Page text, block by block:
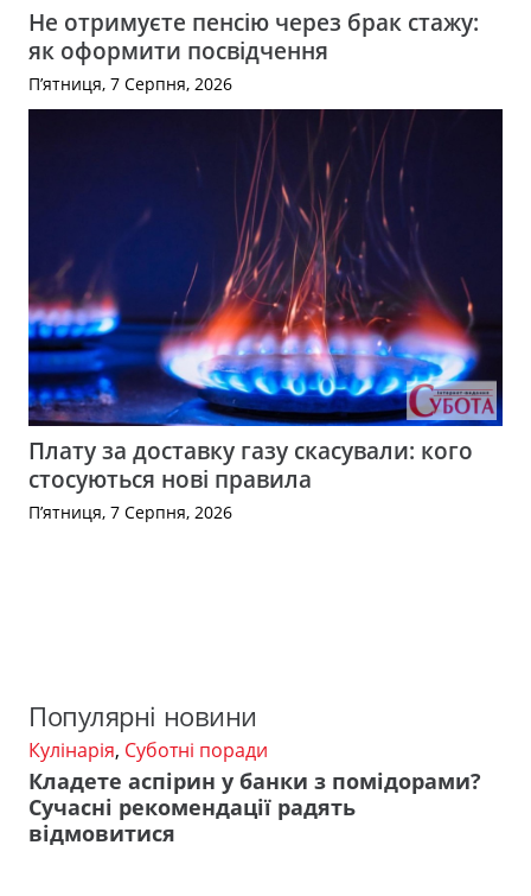
Не отримуєте пенсію через брак стажу:
як оформити посвідчення
П’ятниця, 7 Серпня, 2026
Плату за доставку газу скасували: кого
стосуються нові правила
П’ятниця, 7 Серпня, 2026
Популярні новини
Кулінарія, Суботні поради
Кладете аспірин у банки з помідорами?
Сучасні рекомендації радять
відмовитися